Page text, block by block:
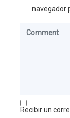
navegador
Recibir un